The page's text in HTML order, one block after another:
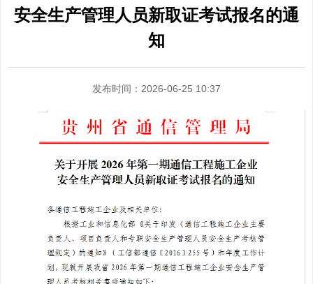
安全生产管理人员新取证考试报名的通
知
发布时间：2026-06-25 10:37